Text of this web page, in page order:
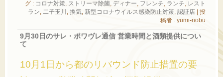
グ : コロナ対策, ストリーマ除菌, ディナー, フレンチ, ランチ, レスト
ラン, 二子玉川 , 換気, 新型コロナウイルス感染防止対策, 認証店 | 投
稿者 : yumi-nobu
9月30日のサレ・ポワヴレ通信 営業時間と酒類提供につい
て
10月1日から都のリバウンド防止措置の要